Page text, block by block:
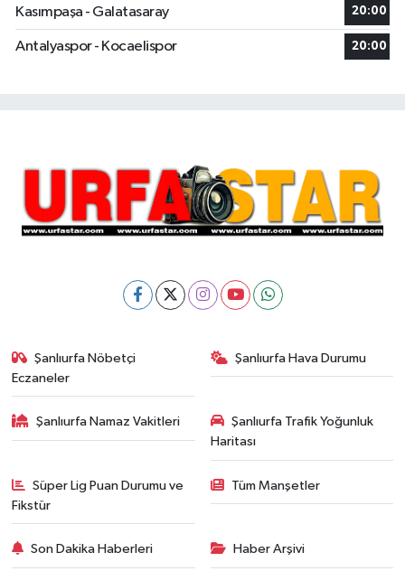
Kasımpaşa - Galatasaray 20:00
Antalyaspor - Kocaelispor 20:00
Şanlıurfa Nöbetçi
Eczaneler
Şanlıurfa Hava Durumu
Şanlıurfa Namaz Vakitleri
Şanlıurfa Trafik Yoğunluk
Haritası
Süper Lig Puan Durumu ve
Fikstür
Tüm Manşetler
Son Dakika Haberleri Haber Arşivi